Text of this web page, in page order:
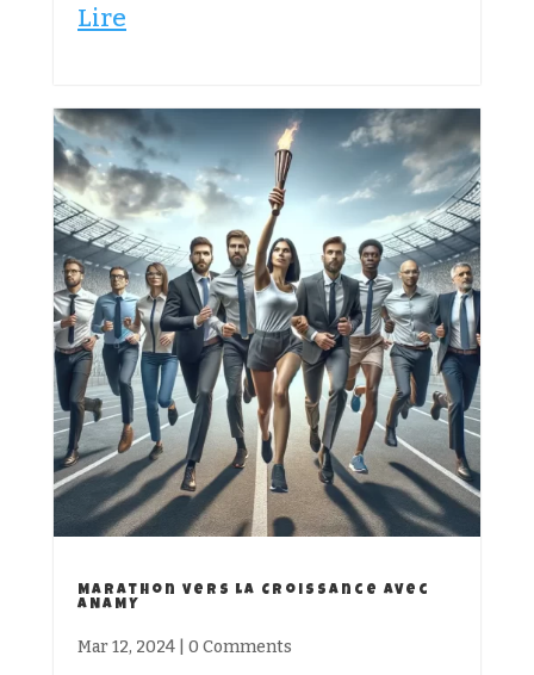
Lire
Marathon vers la Croissance avec
ANAMY
Mar 12, 2024| 0 Comments